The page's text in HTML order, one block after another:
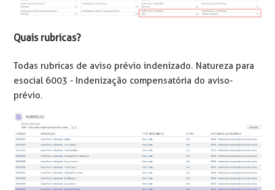
Quais rubricas?
Todas rubricas de aviso prévio indenizado. Natureza para
esocial 6003 - Indenização compensatória do aviso-
prévio.